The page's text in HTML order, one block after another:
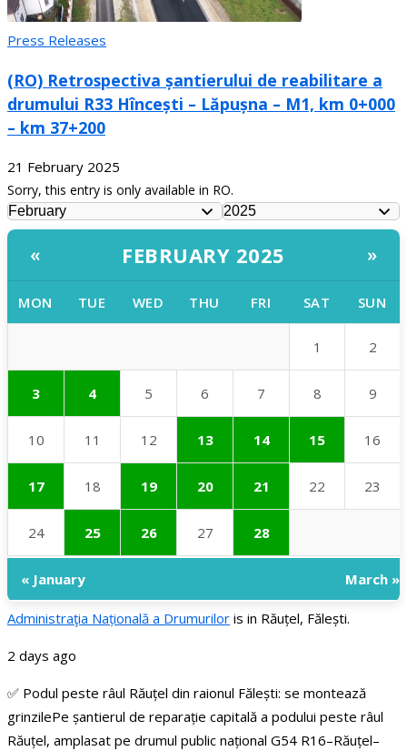
Press Releases
(RO) Retrospectiva șantierului de reabilitare a
drumului R33 Hîncești – Lăpușna – M1, km 0+000
– km 37+200
21 February 2025
Sorry, this entry is only available in RO.
« FEBRUARY 2025 »
MON TUE WED THU FRI SAT SUN
1 2
3 4 5 6 7 8 9
10 11 12 13 14 15 16
17 18 19 20 21 22 23
24 25 26 27 28
« January March »
Administraţia Națională a Drumurilor is in Răuțel, Fălești.
2 days ago
✅ Podul peste râul Răuțel din raionul Fălești: se montează
grinzilePe șantierul de reparație capitală a podului peste râul
Răuțel, amplasat pe drumul public național G54 R16–Răuțel–